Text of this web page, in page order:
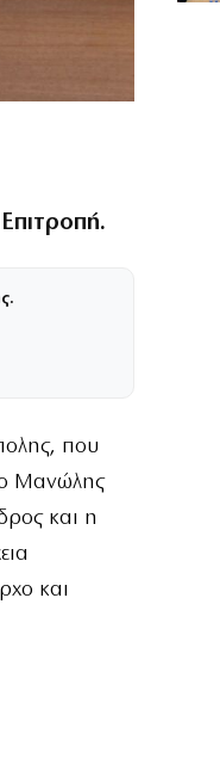
που
ο Μανώλης
και η
και